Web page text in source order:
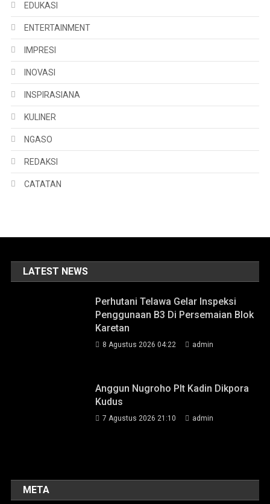
EDUKASI
ENTERTAINMENT
IMPRESI
INOVASI
INSPIRASIANA
KULINER
NGASO
REDAKSI
CATATAN
LATEST NEWS
Perhutani Telawa Gelar Inspeksi
Penggunaan B3 Di Persemaian Blok
Karetan
8 Agustus 2026 04:22 admin
Anggun Nugroho Plt Kadin Dikpora
Kudus
7 Agustus 2026 21:10 admin
META